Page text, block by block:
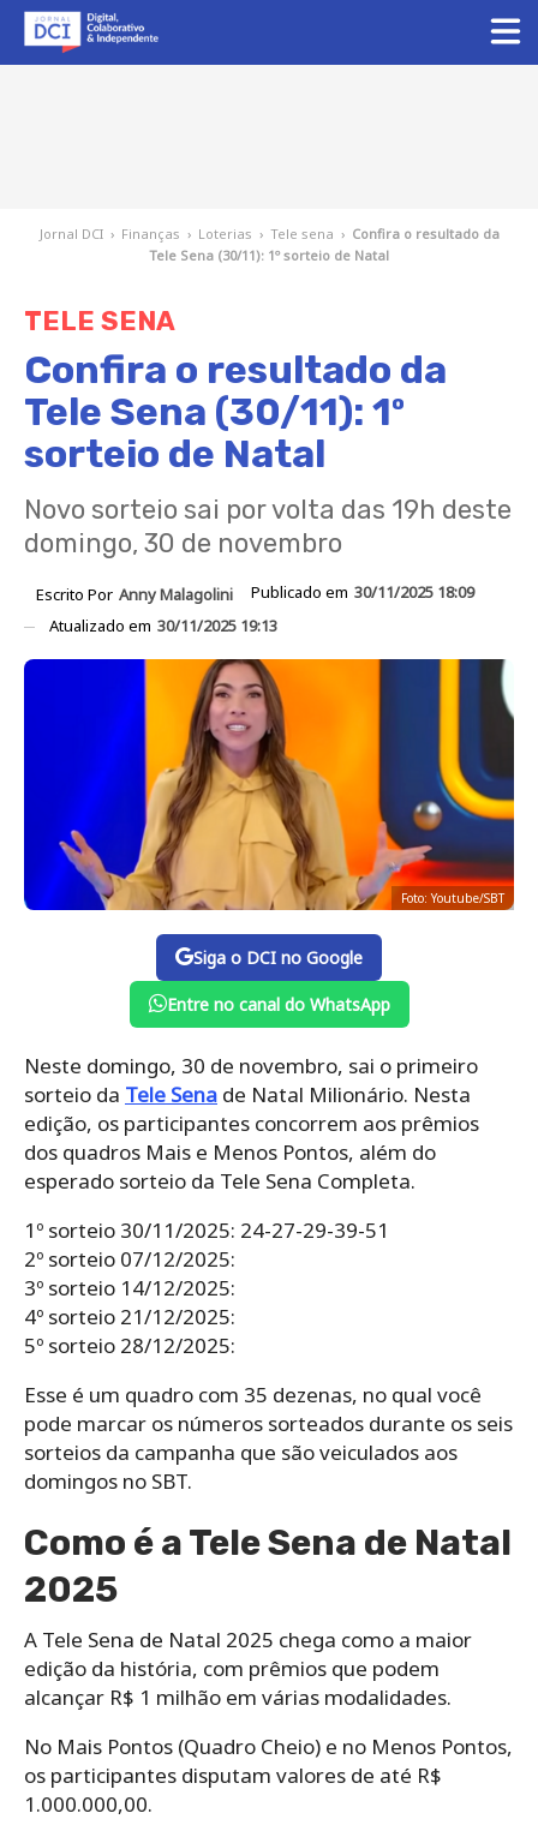
Jornal DCI › Finanças › Loterias › Tele sena › Confira o resultado da
Tele Sena (30/11): 1º sorteio de Natal
TELE SENA
Confira o resultado da
Tele Sena (30/11): 1º
sorteio de Natal
Novo sorteio sai por volta das 19h deste
domingo, 30 de novembro
Escrito Por Anny Malagolini Publicado em 30/11/2025 18:09
Atualizado em 30/11/2025 19:13
Foto: Youtube/SBT
Siga o DCI no Google
Entre no canal do WhatsApp
Neste domingo, 30 de novembro, sai o primeiro
sorteio da Tele Sena de Natal Milionário. Nesta
edição, os participantes concorrem aos prêmios
dos quadros Mais e Menos Pontos, além do
esperado sorteio da Tele Sena Completa.
1º sorteio 30/11/2025: 24-27-29-39-51
2º sorteio 07/12/2025:
3º sorteio 14/12/2025:
4º sorteio 21/12/2025:
5º sorteio 28/12/2025:
Esse é um quadro com 35 dezenas, no qual você
pode marcar os números sorteados durante os seis
sorteios da campanha que são veiculados aos
domingos no SBT.
Como é a Tele Sena de Natal
2025
A Tele Sena de Natal 2025 chega como a maior
edição da história, com prêmios que podem
alcançar R$ 1 milhão em várias modalidades.
No Mais Pontos (Quadro Cheio) e no Menos Pontos,
os participantes disputam valores de até R$
1.000.000,00.